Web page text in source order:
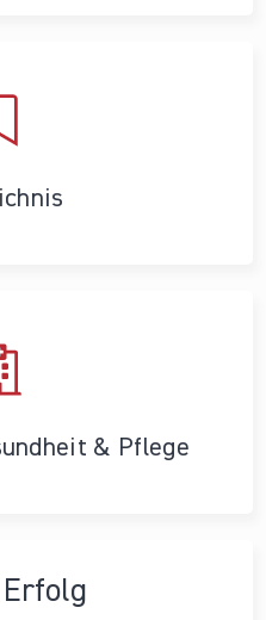
& Pflege
Erfolg